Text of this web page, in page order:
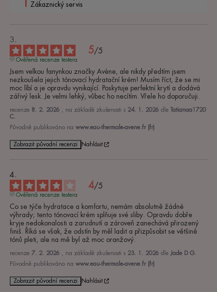
Zákaznický servis
5/5
Ověřená recenze testera
Jsem velkou fanynkou značky Avène, ale nikdy předtím jsem
nezkoušela jejich tónovací hydratační krém! Musím říct, že se mi
moc líbí a je opravdu vynikající. Poskytuje perfektní krytí a dodává
zářivý lesk. Je velmi lehký, vůbec ho necítím. Vřele ho doporučuji.
recenze 8. 2. 2026 , na základě zkušenosti s 24. 1. 2026 dle Tatianaa1720
C.
Původně publikováno na www.eau-thermale-avene.fr (fr)
Zobrazit původní recenzi Nahlásit
4/5
Ověřená recenze testera
Co se týče hydratace a komfortu, nemám absolutně žádné
výhrady; tento tónovací krém splňuje své sliby. Opravdu dobře
kryje nedokonalosti a zarudnutí a zároveň zanechává přirozený
finiš. Říká se však, že odstín by měl ladit a přizpůsobit se většině
tónů pleti, ale na mě byl až moc oranžový.
recenze 7. 2. 2026 , na základě zkušenosti s 23. 1. 2026 dle
Jade D G.
Původně publikováno na www.eau-thermale-avene.fr (fr)
Zobrazit původní recenzi Nahlásit